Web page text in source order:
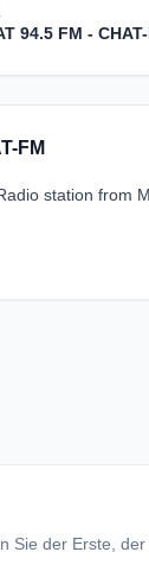
94.5 FM -
FM
station from
Sie der Erste,